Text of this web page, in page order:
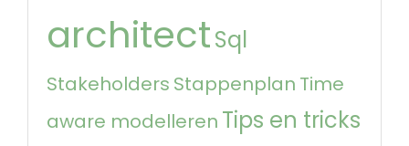
architectSql
Stakeholders Stappenplan Time
aware modelleren Tips en tricks